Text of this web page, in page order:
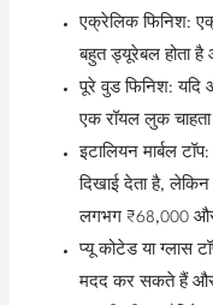
एक्रेलिक फिनिश:
बहुत ड्यूरेबल होता
पूरे वुड फिनिश: यदि
एक रॉयल लुक चाहता
इटालियन मार्बल
दिखाई देता है,
लगभग ₹68,000
प्यू कोटेड या ग्लास
मदद कर सकते हैं और